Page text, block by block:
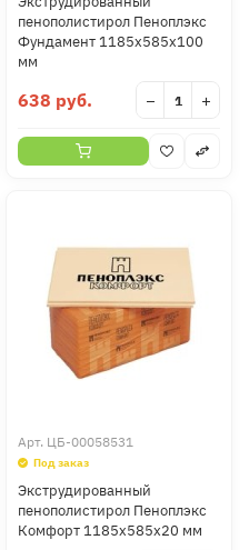
пенополистирол Пеноплэкс
Фундамент 1185х585х100
мм
638 руб. − +
Арт. ЦБ-00058531
Под заказ
Экструдированный
пенополистирол Пеноплэкс
Комфорт 1185х585х20 мм